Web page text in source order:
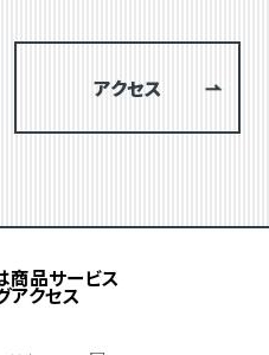
アクセス
商品サービス
アクセス